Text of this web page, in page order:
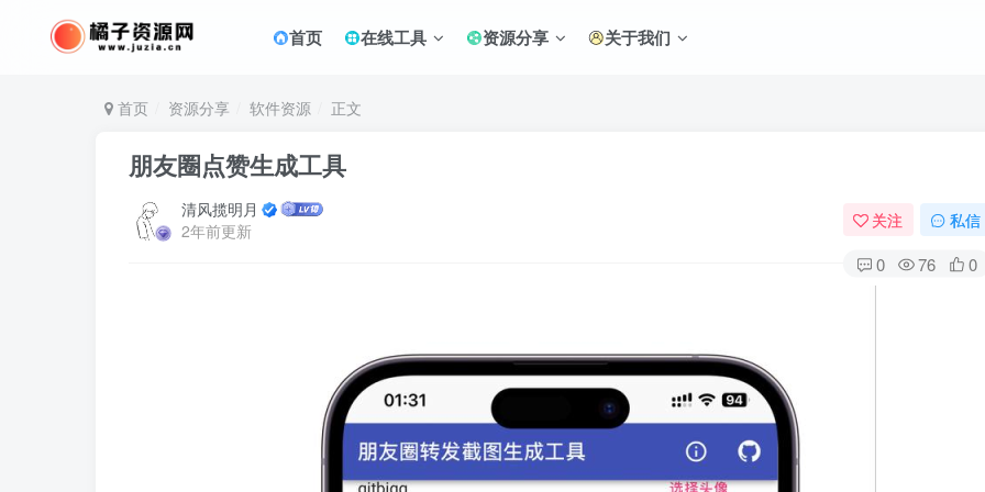
首页 在线工具 资源分享 关于我们
首页 资源分享 软件资源 正文
朋友圈点赞生成工具
清风揽明月
2年前更新
关注 私信
0 76 0